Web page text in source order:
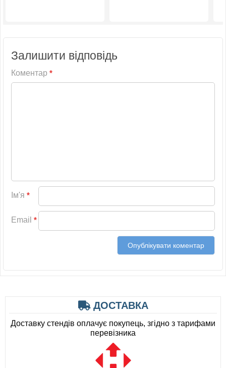
Залишити відповідь
Коментар *
Ім'я *
Email *
ДОСТАВКА
Доставку стендів оплачує покупець, згідно з тарифами
перевізника